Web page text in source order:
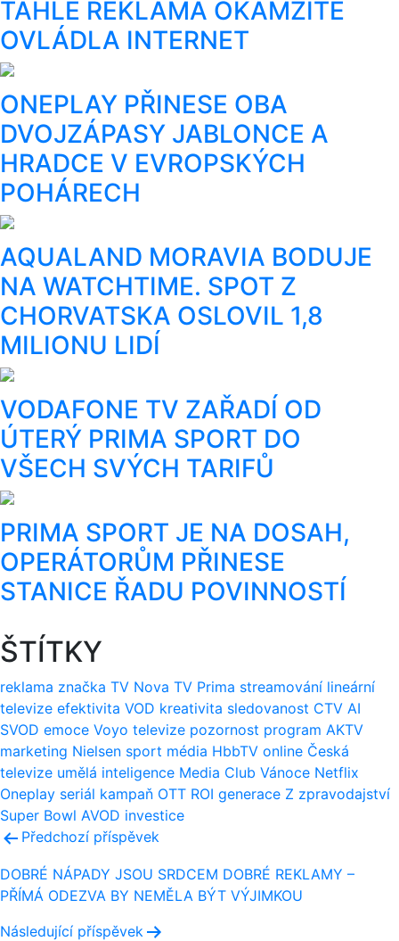
TAHLE REKLAMA OKAMŽITĚ
OVLÁDLA INTERNET
ONEPLAY PŘINESE OBA
DVOJZÁPASY JABLONCE A
HRADCE V EVROPSKÝCH
POHÁRECH
AQUALAND MORAVIA BODUJE
NA WATCHTIME. SPOT Z
CHORVATSKA OSLOVIL 1,8
MILIONU LIDÍ
VODAFONE TV ZAŘADÍ OD
ÚTERÝ PRIMA SPORT DO
VŠECH SVÝCH TARIFŮ
PRIMA SPORT JE NA DOSAH,
OPERÁTORŮM PŘINESE
STANICE ŘADU POVINNOSTÍ
ŠTÍTKY
reklama značka TV Nova TV Prima streamování lineární
televize efektivita VOD kreativita sledovanost CTV AI
SVOD emoce Voyo televize pozornost program AKTV
marketing Nielsen sport média HbbTV online Česká
televize umělá inteligence Media Club Vánoce Netflix
Oneplay seriál kampaň OTT ROI generace Z zpravodajství
Super Bowl AVOD investice
Navigace
pro
příspěvek
Předchozí příspěvek
DOBRÉ NÁPADY JSOU SRDCEM DOBRÉ REKLAMY –
PŘÍMÁ ODEZVA BY NEMĚLA BÝT VÝJIMKOU
Následující příspěvek